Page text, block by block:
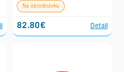
Na objednávku
82.80€ Detail